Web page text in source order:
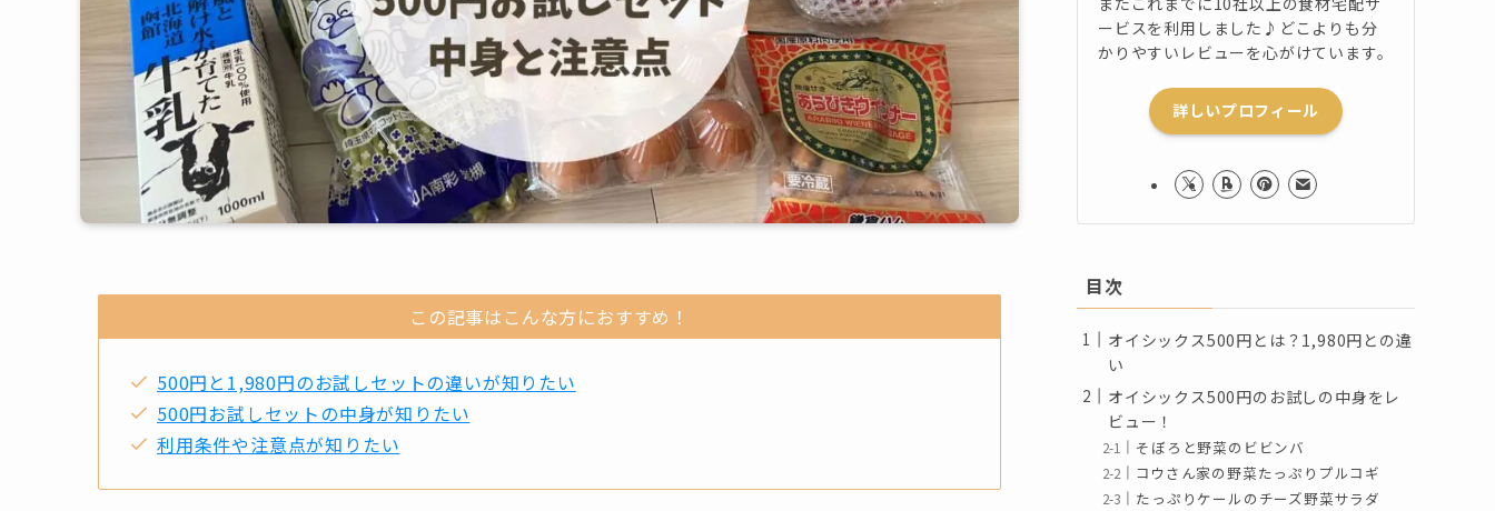
この記事はこんな方におすすめ！
500円と1,980円のお試しセットの違いが知りたい
500円お試しセットの中身が知りたい
利用条件や注意点が知りたい
ービスを利用しました♪どこよりも分
かりやすいレビューを心がけています。
詳しいプロフィール
目次
オイシックス500円とは？1,980円との違
い
オイシックス500円のお試しの中身をレ
ビュー！
そぼろと野菜のビビンバ
コウさん家の野菜たっぷりプルコギ
たっぷりケールのチーズ野菜サラダ